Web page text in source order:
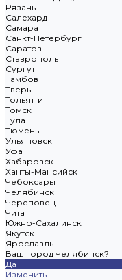
Рязань
Салехард
Самара
Санкт-Петербург
Саратов
Ставрополь
Сургут
Тамбов
Тверь
Тольятти
Томск
Тула
Тюмень
Ульяновск
Уфа
Хабаровск
Ханты-Мансийск
Чебоксары
Челябинск
Череповец
Чита
Южно-Сахалинск
Якутск
Ярославль
Ваш город Челябинск?
Да
Изменить